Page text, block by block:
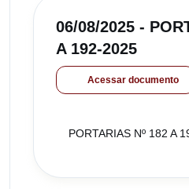
06/08/2025 -
A 192-2025
Acessar documento
PORTARIAS Nº 182 A